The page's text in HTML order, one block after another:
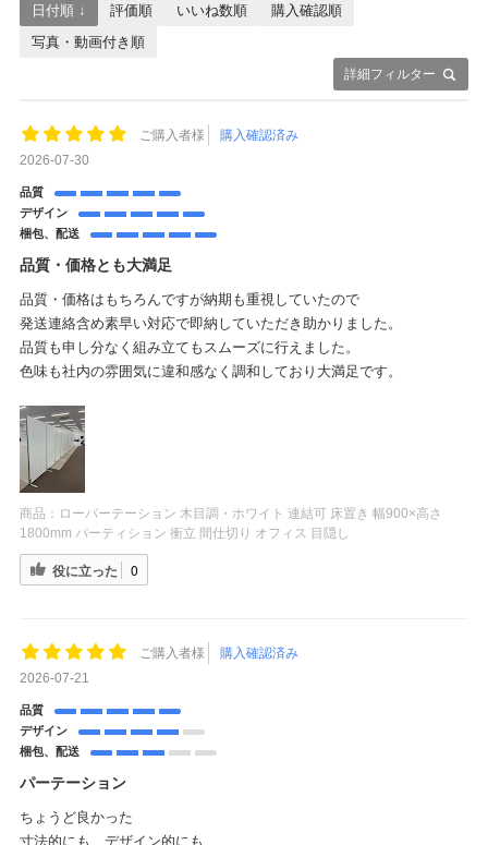
詳細フィルター
日付順 ↓ 評価順 いいね数順
購入確認順
写真・動画付き順
ご購入者様
購入確認済み
2026-07-30
品質
デザイン
梱包、配送
品質・価格とも大満足
品質・価格はもちろんですが納期も重視していたので
発送連絡含め素早い対応で即納していただき助かりました。
品質も申し分なく組み立てもスムーズに行えました。
色味も社内の雰囲気に違和感なく調和しており大満足です。
商品： ローパーテーション 木目調・ホワイト 連結可 床置き 幅900×高さ
1800mm パーティション 衝立 間仕切り オフィス 目隠し
役に立った 0
ご購入者様
購入確認済み
2026-07-21
品質
デザイン
梱包、配送
パーテーション
ちょうど良かった
寸法的にも、デザイン的にも